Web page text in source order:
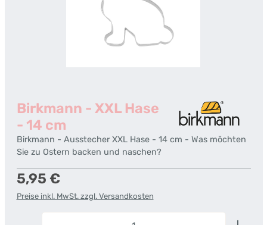
Birkmann - XXL Hase
- 14 cm
Birkmann - Ausstecher XXL Hase - 14 cm - Was möchten
Sie zu Ostern backen und naschen?
Regulärer Preis:
5,95 €
Preise inkl. MwSt. zzgl. Versandkosten
Produkt Anzahl: Gib den gewünschten Wert ein